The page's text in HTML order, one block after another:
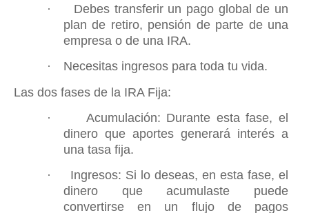
·
Debes transferir un pago global de un
plan de retiro, pensión de parte de una
empresa o de una IRA.
·
Necesitas ingresos para toda tu vida.
Las dos fases de la IRA Fija:
·
Acumulación: Durante esta fase, el
dinero que aportes generará interés a
una tasa fija.
·
Ingresos: Si lo deseas, en esta fase, el
dinero que acumulaste puede
convertirse en un flujo de pagos